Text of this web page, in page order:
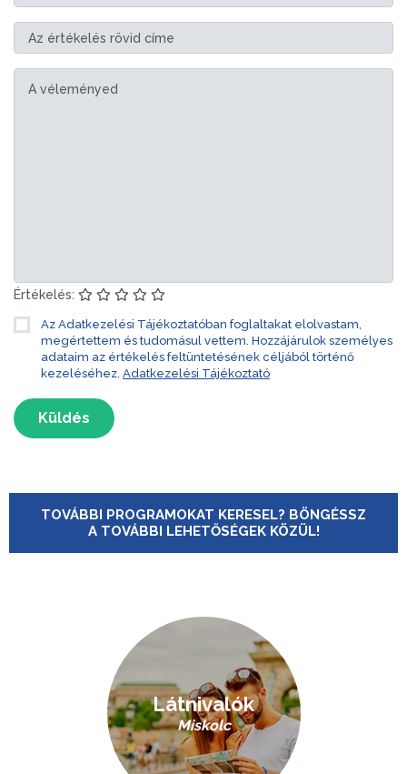
Értékelés:
Az Adatkezelési Tájékoztatóban foglaltakat elolvastam,
megértettem és tudomásul vettem. Hozzájárulok személyes
adataim az értékelés feltüntetésének céljából történő
kezeléséhez. Adatkezelési Tájékoztató
Küldés
TOVÁBBI PROGRAMOKAT KERESEL? BÖNGÉSSZ
A TOVÁBBI LEHETŐSÉGEK KÖZÜL!
Látnivalók
Miskolc